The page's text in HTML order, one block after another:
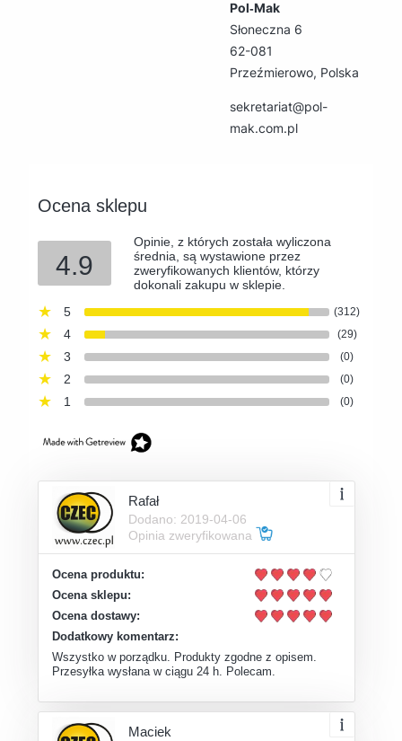
Pol‑Mak
Słoneczna 6
62-081
Przeźmierowo, Polska
sekretariat@pol-
mak.com.pl
Ocena sklepu
4.9
Opinie, z których została wyliczona
średnia, są wystawione przez
zweryfikowanych klientów, którzy
dokonali zakupu w sklepie.
5
(312)
4 (29)
3 (0)
2 (0)
1 (0)
Rafał
Dodano: 2019-04-06
Opinia zweryfikowana
Ocena produktu:
Ocena sklepu:
Ocena dostawy:
Dodatkowy komentarz:
Wszystko w porządku. Produkty zgodne z opisem.
Przesyłka wysłana w ciągu 24 h. Polecam.
Maciek